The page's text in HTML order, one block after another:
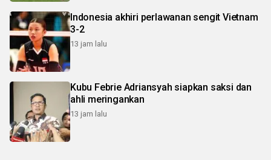
Indonesia akhiri perlawanan sengit Vietnam
3-2
13 jam lalu
Kubu Febrie Adriansyah siapkan saksi dan
ahli meringankan
13 jam lalu